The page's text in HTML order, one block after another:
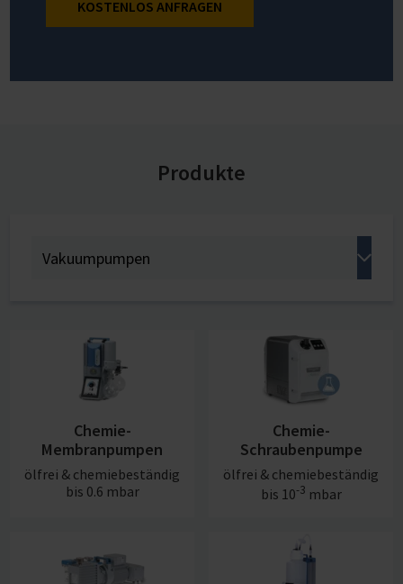
KOSTENLOS ANFRAGEN
Produkte
Chemie-
Membranpumpen
ölfrei & chemiebeständig
bis 0.6 mbar
Chemie-
Schraubenpumpe
ölfrei & chemiebeständig
bis 10-3 mbar